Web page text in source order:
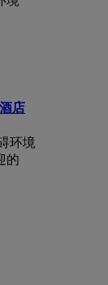
店
环境
的